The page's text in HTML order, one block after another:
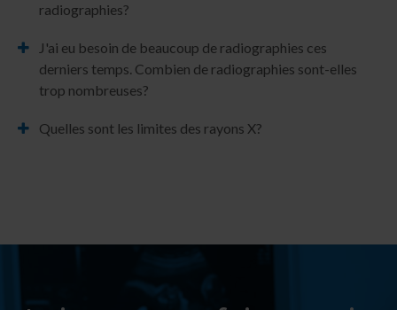
radiographies?
J'ai eu besoin de beaucoup de radiographies ces
derniers temps. Combien de radiographies sont-elles
trop nombreuses?
Quelles sont les limites des rayons X?